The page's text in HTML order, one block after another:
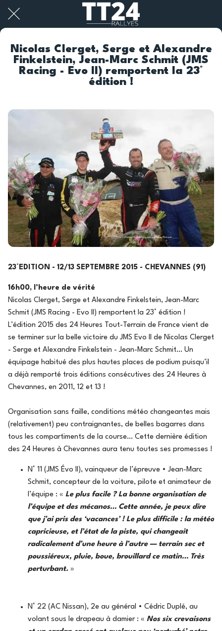
Nicolas Clerget, Serge et Alexandre
Finkelstein, Jean-Marc Schmit (JMS
Racing - Evo II) remportent la 23°
édition !
23°EDITION - 12/13 SEPTEMBRE 2015 - CHEVANNES (91)
16h00, l’heure de vérité
Nicolas Clerget, Serge et Alexandre Finkelstein, Jean-Marc
Schmit (JMS Racing - Evo II) remportent la 23° édition !
L’édition 2015 des 24 Heures Tout-Terrain de France vient de
se terminer sur la belle victoire du JMS Evo II de Nicolas Clerget
- Serge et Alexandre Finkelstein - Jean-Marc Schmit… Un
équipage habitué des plus hautes places de podium puisqu’il
a déjà remporté trois éditions consécutives des 24 Heures à
Chevannes, en 2011, 12 et 13 !
Organisation sans faille, conditions météo changeantes mais
(relativement) peu contraignantes, de belles bagarres dans
tous les compartiments de la course… Cette dernière édition
des 24 Heures à Chevannes aura tenu toutes ses promesses !
N° 11 (JMS Évo II), vainqueur de l’épreuve • Jean-Marc
Schmit, concepteur de la voiture, pilote et animateur de
l’équipe : « Le plus facile ? La bonne organisation de
l’équipe et des mécanos… Cette année, je peux dire
que j’ai pris des ‘vacances’ ! Le plus difficile : la météo
capricieuse, et l’état de la piste, qui changeait
radicalement d’une heure à l’autre — terrain sec et
poussiéreux, pluie, boue, brouillard ce matin… Très
perturbant. »
N° 22 (AC Nissan), 2e au général • Cédric Duplé, au
volant sous le drapeau à damier : « Nos six crevaisons